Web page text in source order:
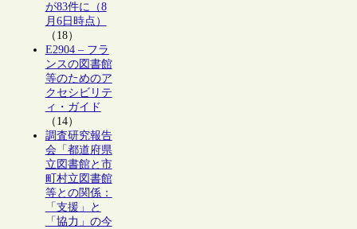
が83件に（8
月6日時点）
（18）
E2904 – フラ
ンスの図書館
等のためのア
クセシビリテ
ィ・ガイド
（14）
調査研究報告
会「都道府県
立図書館と市
町村立図書館
等との関係：
「支援」と
「協力」の今